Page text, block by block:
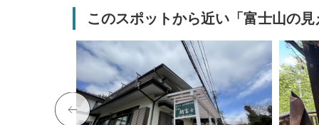
このスポットから近い「富士山の見